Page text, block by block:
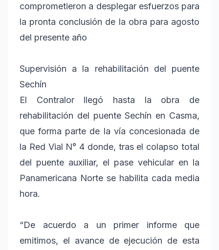
comprometieron a desplegar esfuerzos para
la pronta conclusión de la obra para agosto
del presente año
Supervisión a la rehabilitación del puente
Sechín
El Contralor llegó hasta la obra de
rehabilitación del puente Sechín en Casma,
que forma parte de la vía concesionada de
la Red Vial N° 4 donde, tras el colapso total
del puente auxiliar, el pase vehicular en la
Panamericana Norte se habilita cada media
hora.
“De acuerdo a un primer informe que
emitimos, el avance de ejecución de esta